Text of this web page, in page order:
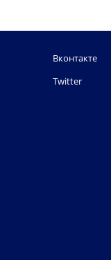
Вконтакте
Twitter